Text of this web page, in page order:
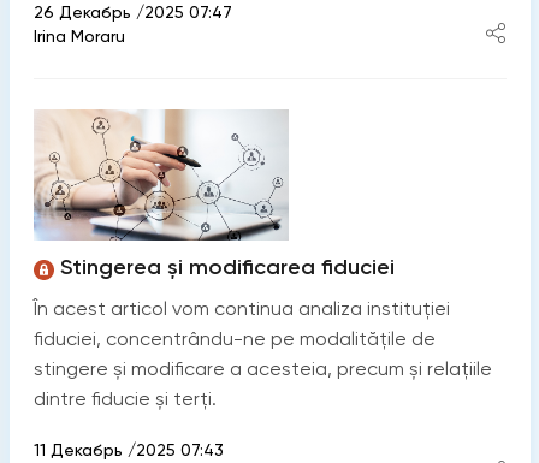
26 Декабрь /2025 07:47
Irina Moraru
Stingerea și modificarea fiduciei
În acest articol vom continua analiza instituției
fiduciei, concentrându-ne pe modalitățile de
stingere și modificare a acesteia, precum și relațiile
dintre fiducie și terți.
11 Декабрь /2025 07:43